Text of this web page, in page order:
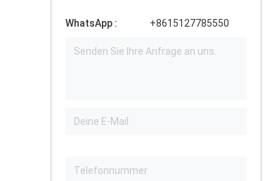
WhatsApp : +8615127785550